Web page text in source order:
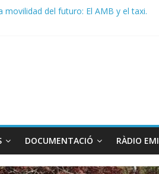
movilidad del futuro: El AMB y el taxi.
DOCUMENTACIÓ RÀDIO